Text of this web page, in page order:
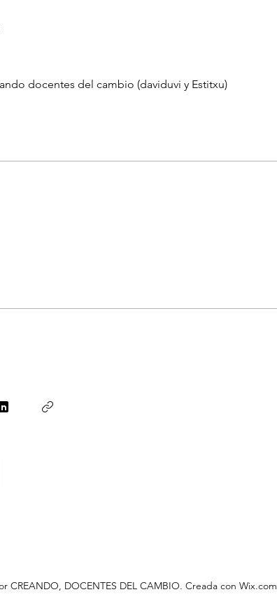
docentes del cambio (daviduvi y Estitxu)
CREANDO, DOCENTES DEL CAMBIO. Creada con Wix.com